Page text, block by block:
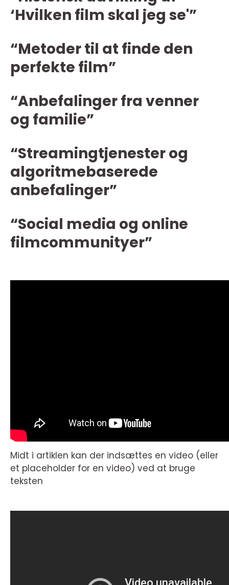
‘Hvilken film skal jeg se'”
“Metoder til at finde den
perfekte film”
“Anbefalinger fra venner
og familie”
“Streamingtjenester og
algoritmebaserede
anbefalinger”
“Social media og online
filmcommunityer”
Midt i artiklen kan der indsættes en video (eller
et placeholder for en video) ved at bruge
teksten